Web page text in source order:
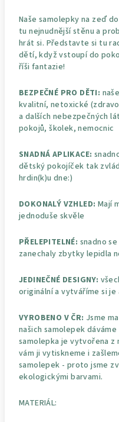
Naše samolepky na zeď
tu nejnudnější stěnu a
hrát si. Představte si tu
dětí, když vstoupí do
říši fantazie!
BEZPEČNÉ PRO DĚTI:
kvalitní, netoxické
a dalších nebezpečných
pokojů, školek, nemocnic
SNADNÁ APLIKACE:
dětský pokojíček tak
hrdin(k)u dne:)
DOKONALÝ VZHLED: Mají
jednoduše skvěle
PŘELEPITELNÉ: snadno
zanechaly zbytky lepidla
JEDINEČNÉ DESIGNY:
originální a vytváříme si je
VYROBENO V ČR: Jsme
našich samolepek
samolepka je vytvořena z
vám ji vytiskneme i
samolepek - proto jsme
ekologickými barvami.
MATERIÁL: